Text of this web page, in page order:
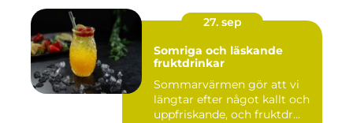
27. sep
Somriga och läskande
fruktdrinkar
Sommarvärmen gör att vi
längtar efter något kallt och
uppfriskande, och fruktdr...